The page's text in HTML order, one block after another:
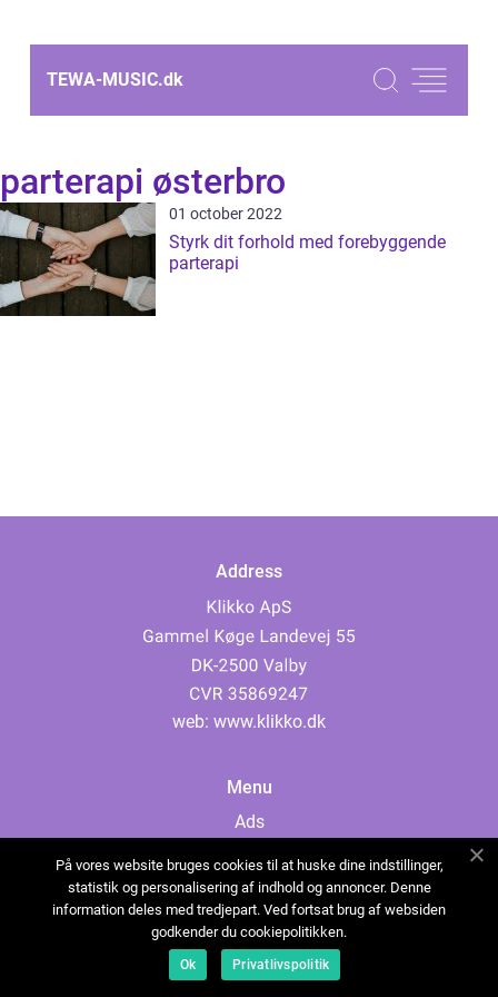
TEWA-MUSIC.dk
parterapi østerbro
01 october 2022
Styrk dit forhold med forebyggende
parterapi
Address
web: www.klikko.dk
Menu
Ads
Cookies
Contact
Sitemap
På vores website bruges cookies til at huske dine indstillinger,
statistik og personalisering af indhold og annoncer. Denne
information deles med tredjepart. Ved fortsat brug af websiden
godkender du cookiepolitikken.
Ok Privatlivspolitik